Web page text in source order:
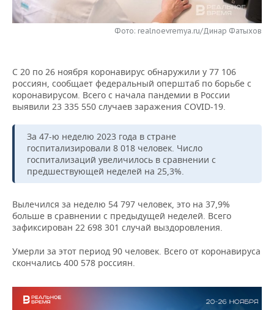
НЕФТЕХИМИЯ
ЭНЕРГЕТИКА
РОЗНИЧНАЯ ТОРГОВЛЯ
УСЛУГИ
НОВОСТИ ТЕХНОЛОГИЙ
МЕДИА
ТЕЛЕКОММУНИКАЦИИ
МЕРОПРИЯТИЯ
ВЫЕЗДНАЯ РЕДАКЦИЯ
БИЗНЕС-БРАНЧИ
ONLINE-КОНФЕРЕНЦИИ
ОТКРЫТАЯ ЛЕКЦИЯ
НОВОСТИ СПОРТА
ФУТБОЛ
ХОККЕЙ
БАСКЕТБОЛ
КИБЕРСПОРТ
ФИГУРНОЕ КАТАНИЕ
ХОККЕЙ С МЯЧОМ
ОБЩЕСТВО
НОВОСТИ ОБЩЕСТВА
ВЛАСТЬ
ИНФРАСТРУКТУРА
КУЛЬТУРА
МЕДИЦИНА
ПРОИСШЕСТВИЯ
ФОТОГАЛЕРЕЯ
СЮЖЕТЫ
СПРАВОЧНИК
СПИСОК КОМПАНИЙ
Фото: realnoevremya.ru/Динар Фатыхов
С 20 по 26 ноября коронавирус обнаружили у 77 106
россиян, сообщает федеральный оперштаб по борьбе с
коронавирусом. Всего с начала пандемии в России
выявили 23 335 550 случаев заражения COVID-19.
За 47-ю неделю 2023 года в стране
госпитализировали 8 018 человек. Число
госпитализаций увеличилось в сравнении с
предшествующей неделей на 25,3%.
Вылечился за неделю 54 797 человек, это на 37,9%
больше в сравнении с предыдущей неделей. Всего
зафиксирован 22 698 301 случай выздоровления.
Умерли за этот период 90 человек. Всего от коронавируса
скончались 400 578 россиян.